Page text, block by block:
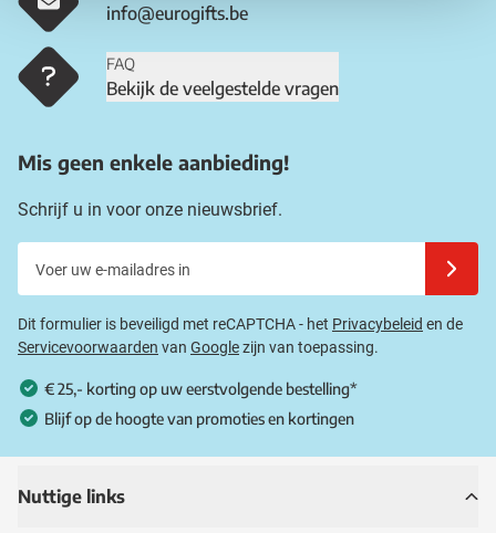
info@eurogifts.be
FAQ
Bekijk de veelgestelde vragen
Mis geen enkele aanbieding!
Schrijf u in voor onze nieuwsbrief.
Dit formulier is beveiligd met reCAPTCHA - het Privacybeleid en de
Servicevoorwaarden van Googlezijn van toepassing.
€ 25,- korting op uw eerstvolgende bestelling*
Blijf op de hoogte van promoties en kortingen
Nuttige links